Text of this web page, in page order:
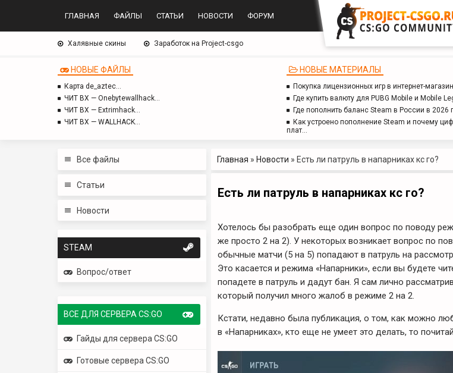
ГЛАВНАЯ ФАЙЛЫ СТАТЬИ НОВОСТИ ФОРУМ
Халявные скины Заработок на Project-csgo
НОВЫЕ ФАЙЛЫ
Карта de_aztec…
ЧИТ BX — Onebytewallhack…
ЧИТ BX — Extrimhack…
ЧИТ BX — WALLHACK…
НОВЫЕ МАТЕРИАЛЫ
Покупка лицензионных игр в интернет-
Где купить валюту для PUBG Mobile и Mobile
Где пополнить баланс Steam в России в 2026
Как устроено пополнение Steam и почему
плат…
Все файлы
Статьи
Новости
STEAM
Вопрос/ответ
ВСЕ ДЛЯ СЕРВЕРА CS:GO
Гайды для сервера CS:GO
Готовые сервера CS:GO
Главная » Новости » Есть ли патруль в напарниках кс го?
Есть ли патруль в напарниках кс го?
Хотелось бы разобрать еще один вопрос по поводу
же просто 2 на 2). У некоторых возникает вопрос по
обычные матчи (5 на 5) попадают в патруль на
Это касается и режима «Напарники», если вы будете
попадете в патруль и дадут бан. Я сам лично
который получил много жалоб в режиме 2 на 2.
Кстати, недавно была публикация, о том, как можно
в «Напарниках», кто еще не умеет это делать, то